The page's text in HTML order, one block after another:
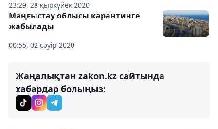
23:29, 28 қыркүйек 2020
00:55, 02 сәуір 2020
Маңғыстау облысы карантинге
жабылады
Жаңалықтан zakon.kz сайтында
хабардар болыңыз: